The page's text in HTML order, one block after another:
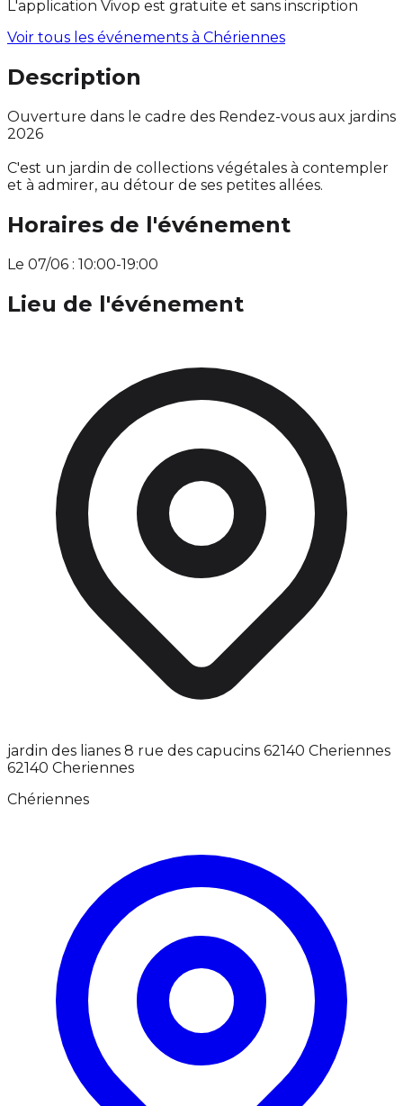
L'application Vivop est gratuite et sans inscription
Voir tous les événements à Chériennes
Description
Ouverture dans le cadre des Rendez-vous aux jardins
2026
C'est un jardin de collections végétales à contempler
et à admirer, au détour de ses petites allées.
Horaires de l'événement
Le 07/06 : 10:00-19:00
Lieu de l'événement
jardin des lianes 8 rue des capucins 62140 Cheriennes
62140 Cheriennes
Chériennes